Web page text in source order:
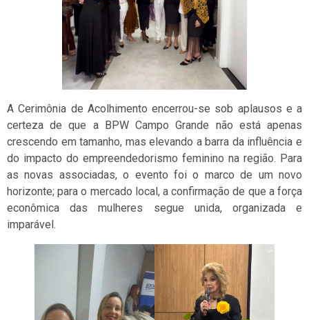
A Cerimônia de Acolhimento encerrou-se sob aplausos e a
certeza de que a BPW Campo Grande não está apenas
crescendo em tamanho, mas elevando a barra da influência e
do impacto do empreendedorismo feminino na região. Para
as novas associadas, o evento foi o marco de um novo
horizonte; para o mercado local, a confirmação de que a força
econômica das mulheres segue unida, organizada e
imparável.